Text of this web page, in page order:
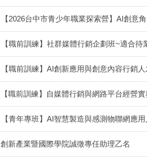
【2026台中市青少年職業探索營】AI創意
【職前訓練】社群媒體行銷企劃班~適合待
【職前訓練】AI創新應用與創意內容行銷
【職前訓練】自媒體行銷與網路平台經營
【青年專班】AI智慧製造與感測物聯網應
創新產業暨國際學院誠徵專任助理乙名